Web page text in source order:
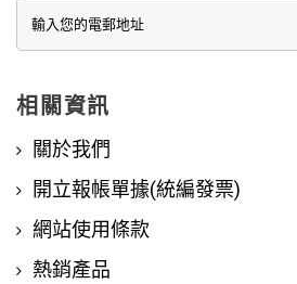
相關資訊
關於我們
開立報帳單據(統編發票)
網站使用條款
熱銷產品